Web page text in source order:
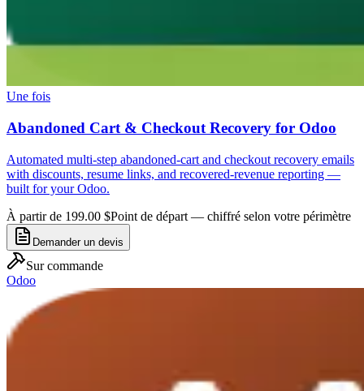
Une fois
Abandoned Cart & Checkout Recovery for Odoo
Automated multi-step abandoned-cart and checkout recovery emails
with discounts, resume links, and recovered-revenue reporting —
built for your Odoo.
À partir de 199.00 $Point de départ — chiffré selon votre périmètre
Demander un devis
Sur commande
Odoo